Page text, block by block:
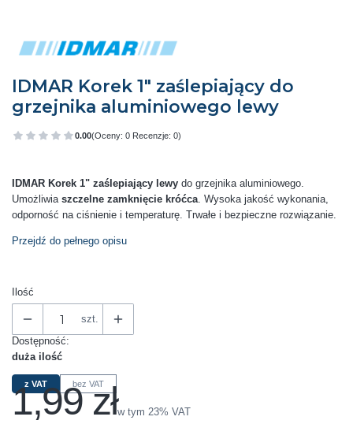
IDMAR Korek 1" zaślepiający do
grzejnika aluminiowego lewy
0.00(Oceny: 0 Recenzje: 0)
Przejdź do sekcji Opinie
IDMAR Korek 1" zaślepiający lewy do grzejnika aluminiowego.
Umożliwia szczelne zamknięcie króćca . Wysoka jakość wykonania,
odporność na ciśnienie i temperaturę. Trwałe i bezpieczne rozwiązanie.
Przejdź do pełnego opisu
Ilość
szt.
Dostępność:
duża ilość
z VAT bez VAT
Cena
1,99 złw tym 23% VAT
w tym 23% VAT